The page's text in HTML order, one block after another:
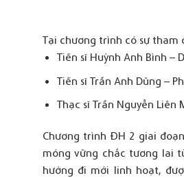
Tại chương trình có sự tham
Tiến sĩ Huỳnh Anh Bình –
Tiến sĩ Trần Anh Dũng –
Thạc sĩ Trần Nguyễn Liên
Chương trình ĐH 2 giai
móng vững chắc tương lai
hướng đi mới linh hoạt,